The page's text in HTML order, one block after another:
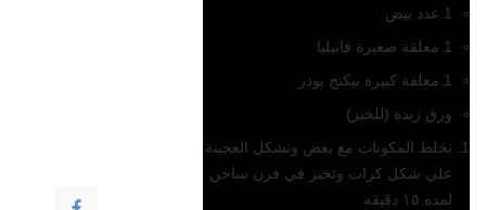
1 عدد بيض
1 معلقة صغيرة فانيليا
1 معلقة كبيرة بيكنج بودر
ورق زبدة (للخبز)
نخلط المكونات مع بعض ونشكل العجينة
علي شكل كرات وتخبز في فرن ساخن
لمده ١٥ دقيقه